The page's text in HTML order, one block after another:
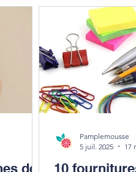
de
10
Pamplemousse
5 juil. 2025
17